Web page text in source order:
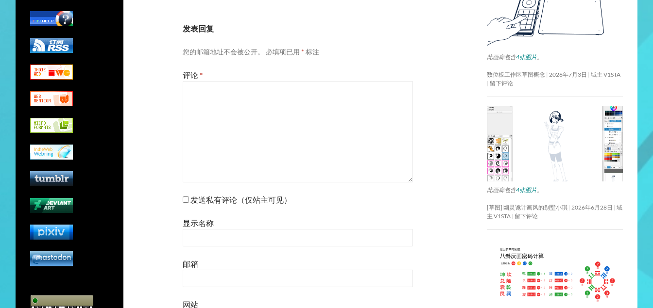
发表回复
您的邮箱地址不会被公开。 必填项已用 * 标注
评论 *
发送私有评论（仅站主可见）
显示名称
邮箱
网站
此画廊包含4张图片。
数位板工作区草图概念 2026年7月3日
域主 V1STA
留下评论
此画廊包含4张图片。
[草图] 幽灵诡计画风的别墅小琪 2026年6月28日
域
主 V1STA 留下评论